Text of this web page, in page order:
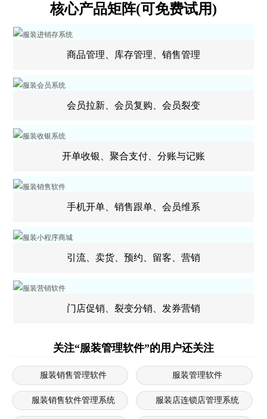
核心产品矩阵(可免费试用)
商品管理、库存管理、销售管理
会员拉新、会员复购、会员裂变
开单收银、聚合支付、分账与记账
手机开单、销售跟单、会员维系
引流、卖货、预约、留客、营销
门店促销、裂变分销、发券营销
关注“服装管理软件”的用户还关注
服装销售管理软件 服装管理软件
服装销售软件管理系统 服装店连锁店管理系统